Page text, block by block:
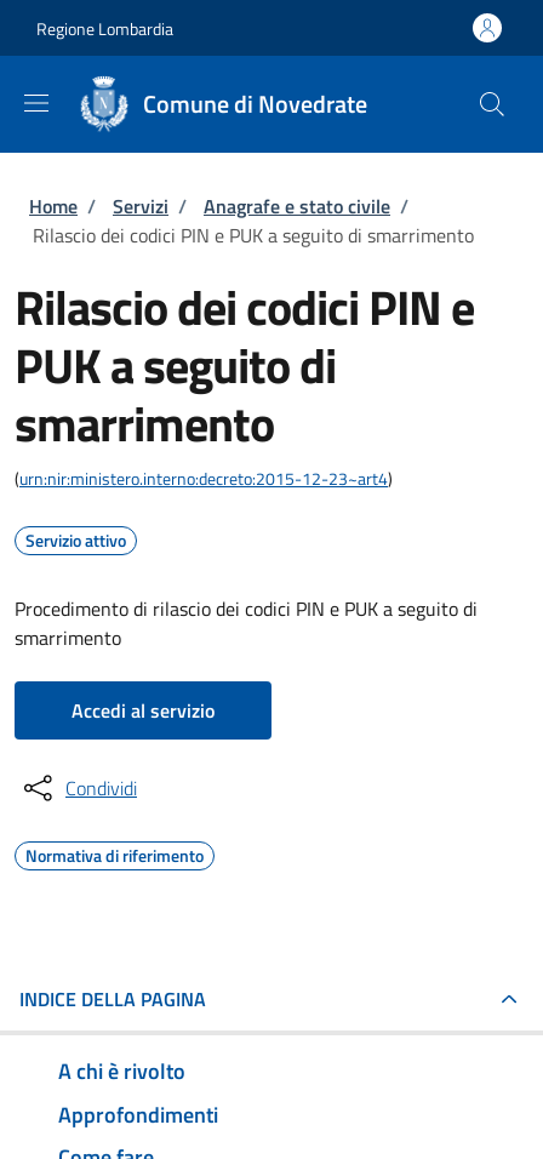
Regione Lombardia
Comune di Novedrate
Briciole di pane
Home / Servizi / Anagrafe e stato civile /
Rilascio dei codici PIN e PUK a seguito di smarrimento
Rilascio dei codici PIN e
PUK a seguito di
smarrimento
(urn:nir:ministero.interno:decreto:2015-12-23~art4)
Servizio attivo
Procedimento di rilascio dei codici PIN e PUK a seguito di
smarrimento
Accedi al servizio
Condividi
Normativa di riferimento
INDICE DELLA PAGINA
A chi è rivolto
Approfondimenti